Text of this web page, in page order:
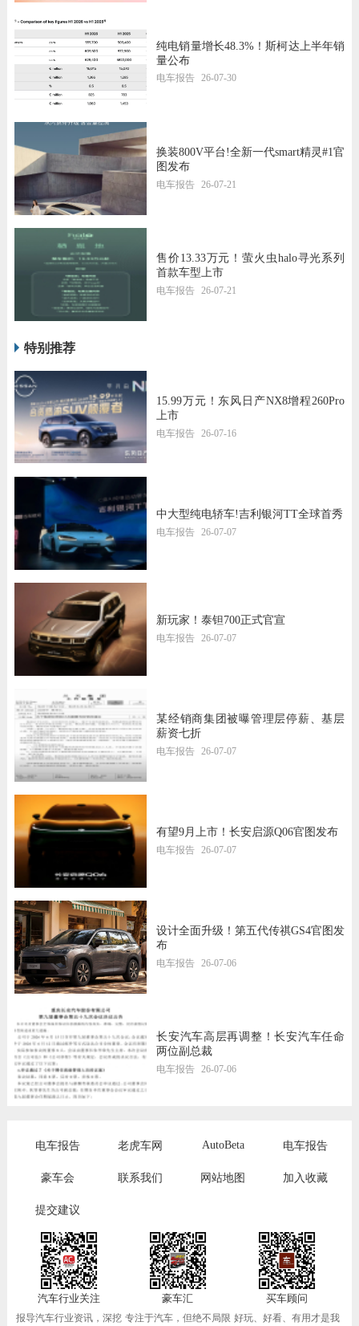
纯电销量增长48.3%！斯柯达上半年销
量公布
电车报告 26-07-30
换装800V平台!全新一代smart精灵#1官
图发布
电车报告 26-07-21
售价13.33万元！萤火虫halo寻光系列
首款车型上市
电车报告 26-07-21
特别推荐
15.99万元！东风日产NX8增程260Pro
上市
电车报告 26-07-16
中大型纯电轿车!吉利银河TT全球首秀
电车报告 26-07-07
新玩家！泰钽700正式官宣
电车报告 26-07-07
某经销商集团被曝管理层停薪、基层
薪资七折
电车报告 26-07-07
有望9月上市！长安启源Q06官图发布
电车报告 26-07-07
设计全面升级！第五代传祺GS4官图发
布
电车报告 26-07-06
长安汽车高层再调整！长安汽车任命
两位副总裁
电车报告 26-07-06
电车报告 老虎车网 AutoBeta 电车报告
豪车会 联系我们 网站地图 加入收藏
提交建议
汽车行业关注
报导汽车行业资讯，深挖
豪车汇
专注于汽车，但绝不局限
买车顾问
好玩、好看、有用才是我